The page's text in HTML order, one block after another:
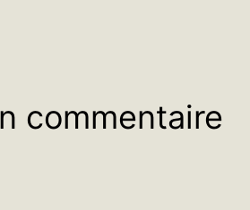
commentaire